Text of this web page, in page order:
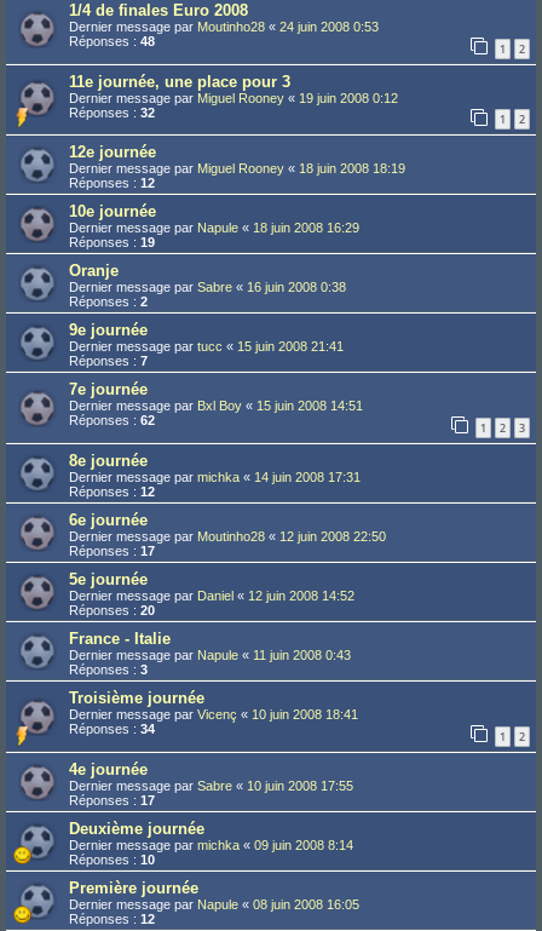
1/4 de finales Euro 2008
Dernier message par Moutinho28 « 24 juin 2008 0:53
Réponses : 48 1 2
11e journée, une place pour 3
Dernier message par Miguel Rooney « 19 juin 2008 0:12
Réponses : 32 1 2
12e journée
Dernier message par Miguel Rooney « 18 juin 2008 18:19
Réponses : 12
10e journée
Dernier message par Napule « 18 juin 2008 16:29
Réponses : 19
Oranje
Dernier message par Sabre « 16 juin 2008 0:38
Réponses : 2
9e journée
Dernier message par tucc « 15 juin 2008 21:41
Réponses : 7
7e journée
Dernier message par Bxl Boy « 15 juin 2008 14:51
Réponses : 62 1 2 3
8e journée
Dernier message par michka « 14 juin 2008 17:31
Réponses : 12
6e journée
Dernier message par Moutinho28 « 12 juin 2008 22:50
Réponses : 17
5e journée
Dernier message par Daniel « 12 juin 2008 14:52
Réponses : 20
France - Italie
Dernier message par Napule « 11 juin 2008 0:43
Réponses : 3
Troisième journée
Dernier message par Vicenç « 10 juin 2008 18:41
Réponses : 34 1 2
4e journée
Dernier message par Sabre « 10 juin 2008 17:55
Réponses : 17
Deuxième journée
Dernier message par michka « 09 juin 2008 8:14
Réponses : 10
Première journée
Dernier message par Napule « 08 juin 2008 16:05
Réponses : 12